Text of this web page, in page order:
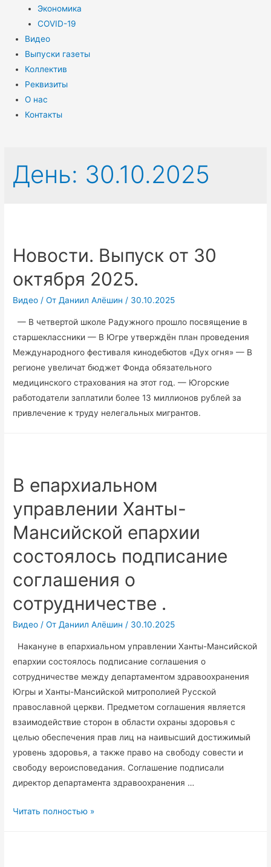
Экономика
COVID-19
Видео
Выпуски газеты
Коллектив
Реквизиты
О нас
Контакты
День: 30.10.2025
Новости. Выпуск от 30
октября 2025.
Видео / От Даниил Алёшин / 30.10.2025
— В четвертой школе Радужного прошло посвящение в
старшеклассники — В Югре утверждён план проведения
Международного фестиваля кинодебютов «Дух огня» — В
регионе увеличат бюджет Фонда обязательного
медицинского страхования на этот год. — Югорские
работодатели заплатили более 13 миллионов рублей за
привлечение к труду нелегальных мигрантов.
В епархиальном
управлении Ханты-
Мансийской епархии
состоялось подписание
соглашения о
сотрудничестве .
Видео / От Даниил Алёшин / 30.10.2025
Накануне в епархиальном управлении Ханты-Мансийской
епархии состоялось подписание соглашения о
сотрудничестве между департаментом здравоохранения
Югры и Ханты-Мансийской митрополией Русской
православной церкви. Предметом соглашения является
взаимодействие сторон в области охраны здоровья с
целью обеспечения прав лиц на наивысший достижимый
уровень здоровья, а также право на свободу совести и
свободу вероисповедания. Соглашение подписали
директор департамента здравоохранения …
В
Читать полностью »